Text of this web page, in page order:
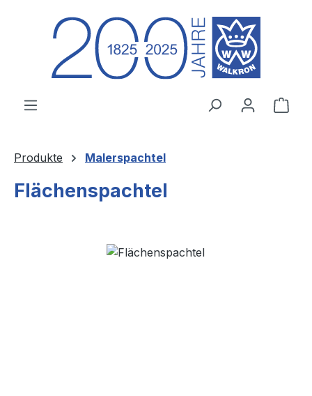
Zum Hauptinhalt springen
Produkte Malerspachtel
Flächenspachtel
Bildergalerie überspringen